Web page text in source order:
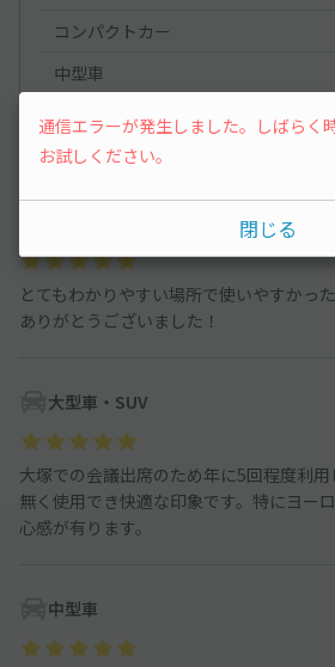
コンパクトカー
中型車
ワンボックス
大型車・SUV
とてもわかりやすい場所で使いやすかった
ありがとうございました！
大型車・SUV
大塚での会議出席のため年に5回程度利
無く使用でき快適な印象です。特にヨー
心感が有ります。
中型車
通信エラーが発生しました。しばらく
お試しください。
閉じる